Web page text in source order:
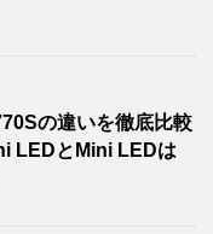
の違いを徹底比較
LEDとMini LEDは